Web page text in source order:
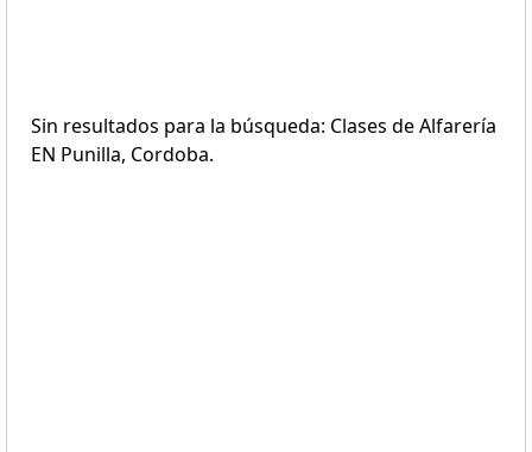
Sin resultados para la búsqueda: Clases de Alfarería
EN Punilla, Cordoba.